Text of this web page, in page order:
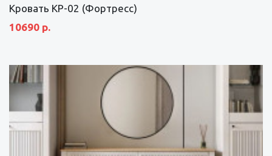
Кровать КР-02 (Фортресс)
10690 р.